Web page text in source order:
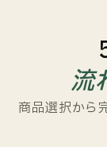
流
商品選択から